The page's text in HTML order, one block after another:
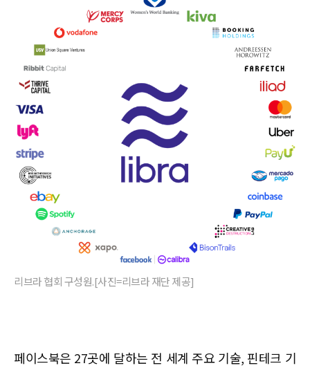
리브라 협회 구성원.[사진=리브라 재단 제공]
페이스북은 27곳에 달하는 전 세계 주요 기술, 핀테크 기